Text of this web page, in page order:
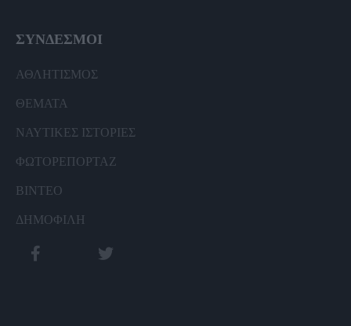
ΣΥΝΔΕΣΜΟΙ
ΑΘΛΗΤΙΣΜΟΣ
ΘΕΜΑΤΑ
ΝΑΥΤΙΚΕΣ ΙΣΤΟΡΙΕΣ
ΦΩΤΟΡΕΠΟΡΤΑΖ
ΒΙΝΤΕΟ
ΔΗΜΟΦΙΛΗ